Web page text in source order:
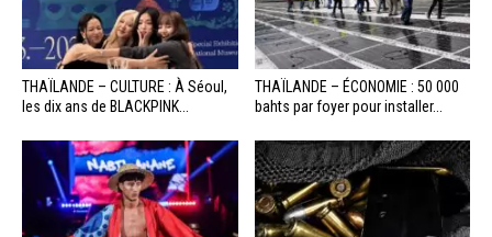
THAÏLANDE – CULTURE : À Séoul,
les dix ans de BLACKPINK...
THAÏLANDE – ÉCONOMIE : 50 000
bahts par foyer pour installer...